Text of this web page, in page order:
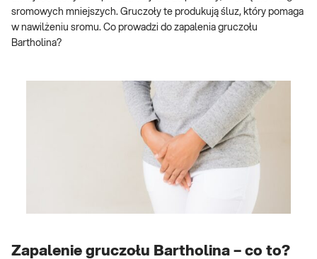
sromowych mniejszych. Gruczoły te produkują śluz, który pomaga
w nawilżeniu sromu. Co prowadzi do zapalenia gruczołu
Bartholina?
Zapalenie gruczołu Bartholina – co to?